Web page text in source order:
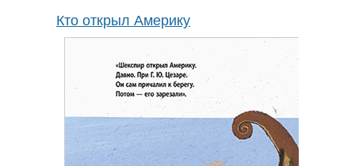
Кто открыл Америку